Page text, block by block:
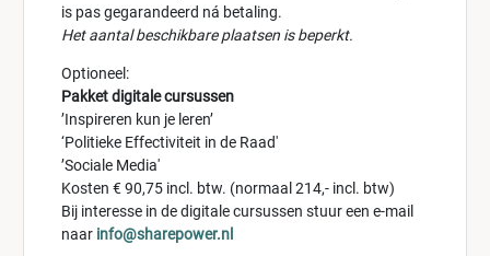
is pas gegarandeerd ná betaling.
Het aantal beschikbare plaatsen is beperkt.
Optioneel:
Pakket digitale cursussen
’Inspireren kun je leren’
‘Politieke Effectiviteit in de Raad'
’Sociale Media'
Kosten € 90,75 incl. btw. (normaal 214,- incl. btw)
Bij interesse in de digitale cursussen stuur een e-mail
naar info@sharepower.nl